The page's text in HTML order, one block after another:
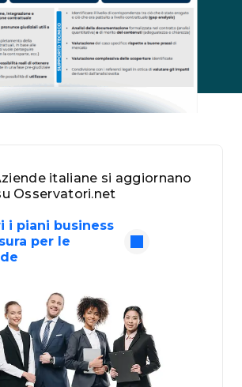
italiane si aggiornano
Osservatori.net
i piani business
per le